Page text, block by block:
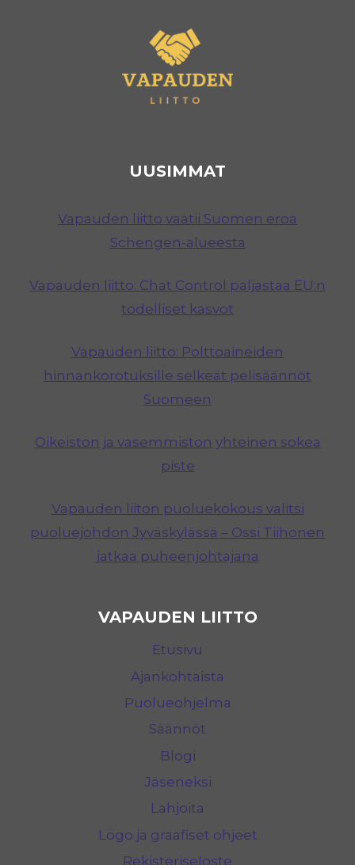
REKISTERÖITY!
UUSIMMAT
Vapauden liitto vaatii Suomen eroa
Schengen-alueesta
Vapauden liitto: Chat Control paljastaa EU:n
todelliset kasvot
Vapauden liitto: Polttoaineiden
hinnankorotuksille selkeät pelisäännöt
Suomeen
Oikeiston ja vasemmiston yhteinen sokea
piste
Vapauden liiton puoluekokous valitsi
puoluejohdon Jyväskylässä – Ossi Tiihonen
jatkaa puheenjohtajana
VAPAUDEN LIITTO
Etusivu
Ajankohtaista
Puolueohjelma
Säännöt
Blogi
Jäseneksi
Lahjoita
Logo ja graafiset ohjeet
Rekisteriseloste